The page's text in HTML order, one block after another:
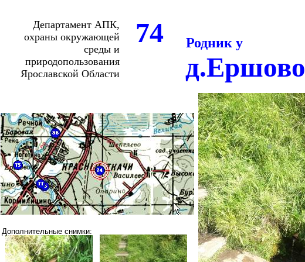
д.Ершово
Родник у
Департамент АПК,
охраны окружающей
среды и
природопользования
Ярославской Области
Дополнительные снимки:
74